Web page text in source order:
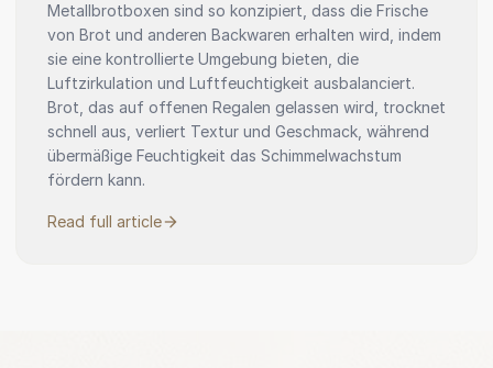
Metallbrotboxen sind so konzipiert, dass die Frische
von Brot und anderen Backwaren erhalten wird, indem
sie eine kontrollierte Umgebung bieten, die
Luftzirkulation und Luftfeuchtigkeit ausbalanciert.
Brot, das auf offenen Regalen gelassen wird, trocknet
schnell aus, verliert Textur und Geschmack, während
übermäßige Feuchtigkeit das Schimmelwachstum
fördern kann.
Read full article